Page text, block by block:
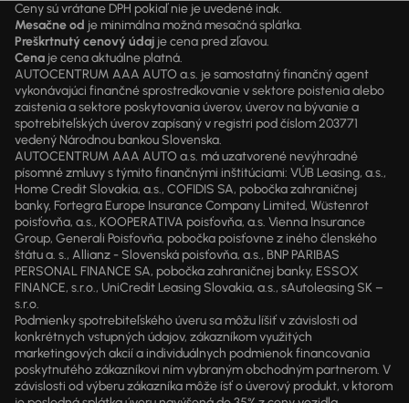
Ceny sú vrátane DPH pokiaľ nie je uvedené inak.
Mesačne od je minimálna možná mesačná splátka.
Preškrtnutý cenový údaj je cena pred zľavou.
Cena je cena aktuálne platná.
AUTOCENTRUM AAA AUTO a.s. je samostatný finančný agent
vykonávajúci finančné sprostredkovanie v sektore poistenia alebo
zaistenia a sektore poskytovania úverov, úverov na bývanie a
spotrebiteľských úverov zapísaný v registri pod číslom 203771
vedený Národnou bankou Slovenska.
AUTOCENTRUM AAA AUTO a.s. má uzatvorené nevýhradné
písomné zmluvy s týmito finančnými inštitúciami: VÚB Leasing, a.s.,
Home Credit Slovakia, a.s., COFIDIS SA, pobočka zahraničnej
banky, Fortegra Europe Insurance Company Limited, Wüstenrot
poisťovňa, a.s., KOOPERATIVA poisťovňa, a.s. Vienna Insurance
Group, Generali Poisťovňa, pobočka poisťovne z iného členského
štátu a. s., Allianz - Slovenská poisťovňa, a.s., BNP PARIBAS
PERSONAL FINANCE SA, pobočka zahraničnej banky, ESSOX
FINANCE, s.r.o., UniCredit Leasing Slovakia, a.s., sAutoleasing SK –
s.r.o.
Podmienky spotrebiteľského úveru sa môžu líšiť v závislosti od
konkrétnych vstupných údajov, zákazníkom využitých
marketingových akcií a individuálnych podmienok financovania
poskytnutého zákazníkovi ním vybraným obchodným partnerom. V
závislosti od výberu zákazníka môže ísť o úverový produkt, v ktorom